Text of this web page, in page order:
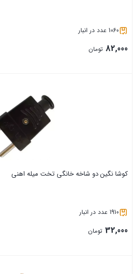
1060 عدد در انبار
82,000 تومان
کوشا نگین دو شاخه خانگی تخت میله اهنی
1910 عدد در انبار
32,000 تومان